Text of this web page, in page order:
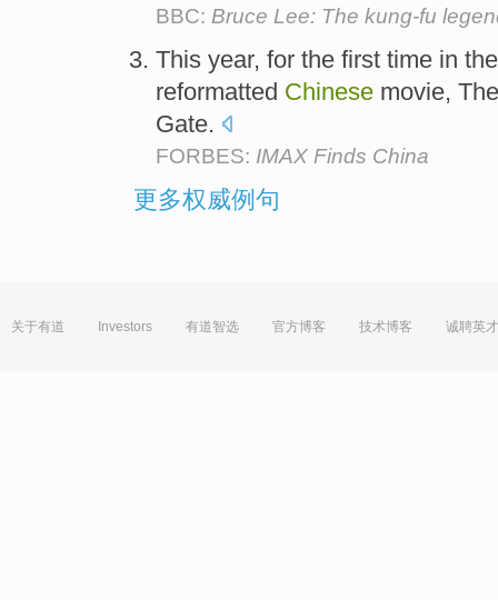
BBC: Bruce Lee: The kung-fu
This year, for the first time in
reformatted Chinese movie,
Gate.
FORBES: IMAX Finds China
更多权威例句
关于有道 Investors 有道智选 官方博客 技术博客 诚聘英才